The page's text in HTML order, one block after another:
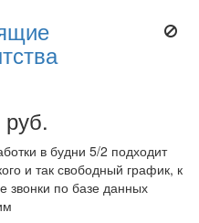
в будни 5/2 подходит
и так свободный график, к
звонки по базе данных